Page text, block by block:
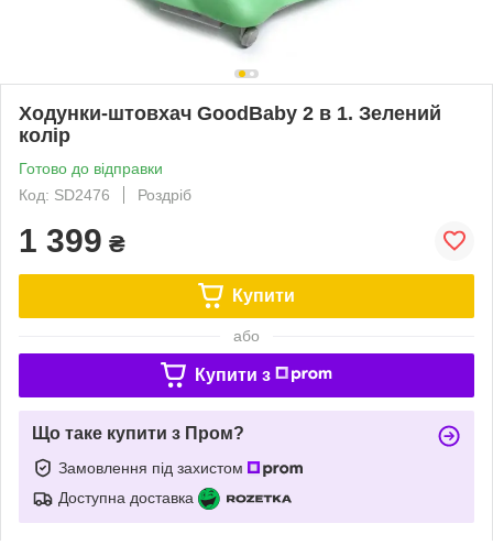
Ходунки-штовхач GoodBaby 2 в 1. Зелений
колір
Готово до відправки
Код: SD2476
Роздріб
1 399 ₴
Купити
або
Купити з
Що таке купити з Пром?
Замовлення під захистом
Доступна доставка